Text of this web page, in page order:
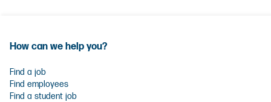
How can we help you?
Find a job
Find employees
Find a student job